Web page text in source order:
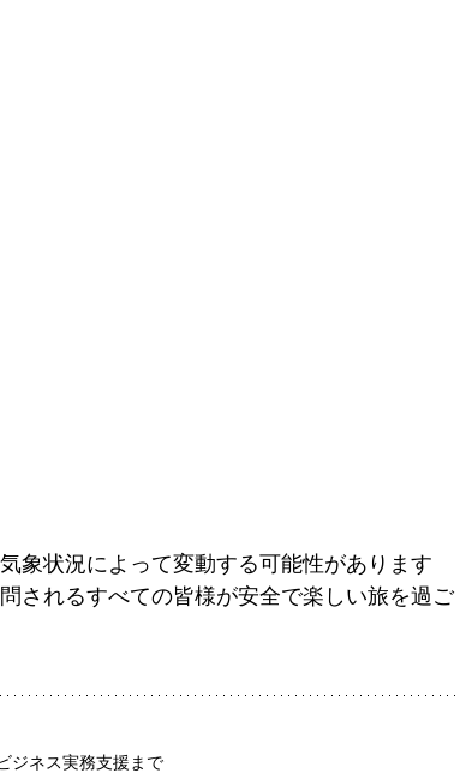
象状況によって変動する可能性があります
されるすべての皆様が安全で楽しい旅を過ご
ジネス実務支援まで